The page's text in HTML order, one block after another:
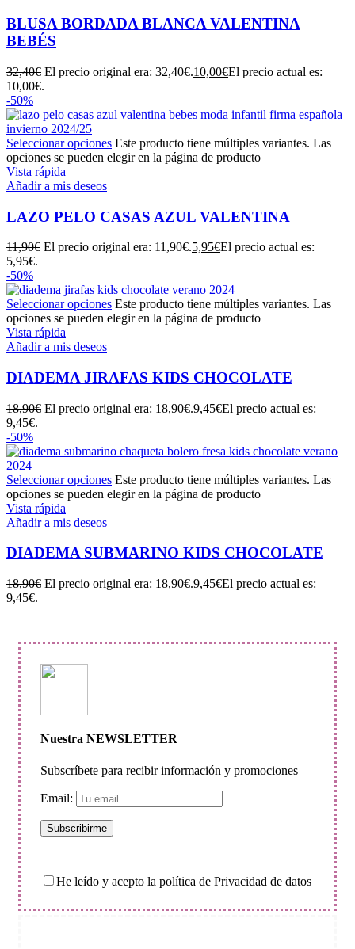
BLUSA BORDADA BLANCA VALENTINA
BEBÉS
32,40€ El precio original era: 32,40€.10,00€El precio actual es:
10,00€.
-50%
Seleccionar opciones Este producto tiene múltiples variantes. Las
opciones se pueden elegir en la página de producto
Vista rápida
Añadir a mis deseos
LAZO PELO CASAS AZUL VALENTINA
11,90€ El precio original era: 11,90€.5,95€El precio actual es:
5,95€.
-50%
Seleccionar opciones Este producto tiene múltiples variantes. Las
opciones se pueden elegir en la página de producto
Vista rápida
Añadir a mis deseos
DIADEMA JIRAFAS KIDS CHOCOLATE
18,90€ El precio original era: 18,90€.9,45€El precio actual es:
9,45€.
-50%
Seleccionar opciones Este producto tiene múltiples variantes. Las
opciones se pueden elegir en la página de producto
Vista rápida
Añadir a mis deseos
DIADEMA SUBMARINO KIDS CHOCOLATE
18,90€ El precio original era: 18,90€.9,45€El precio actual es:
9,45€.
Nuestra NEWSLETTER
Subscríbete para recibir información y promociones
Email:
He leído y acepto la política de Privacidad de datos